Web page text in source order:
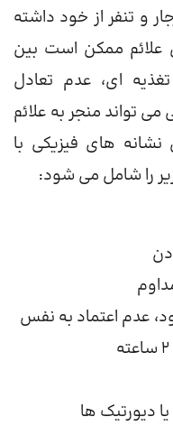
و تنفر از خود داشته
علائم ممکن است بین
ای، عدم تعادل
تواند منجر به علائم
های فیزیکی با
را شامل می شود:
عدم اعتماد به نفس
دیورتیک ها